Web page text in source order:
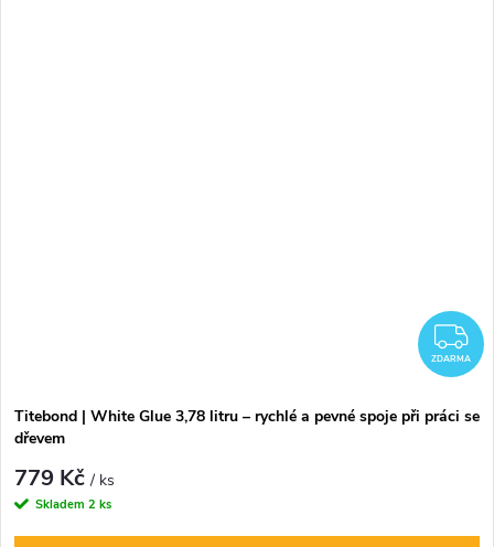
ZDARMA
Titebond | White Glue 3,78 litru – rychlé a pevné spoje při práci se
dřevem
779 Kč/ ks
Skladem 2 ks